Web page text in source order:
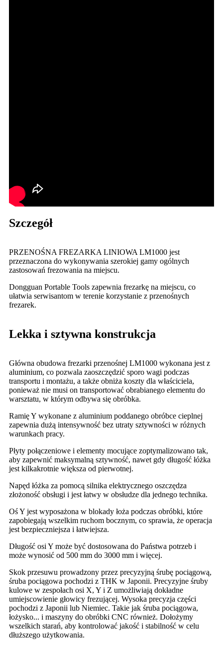
Szczegół
PRZENOŚNA FREZARKA LINIOWA LM1000 jest
przeznaczona do wykonywania szerokiej gamy ogólnych
zastosowań frezowania na miejscu.
Dongguan Portable Tools zapewnia frezarkę na miejscu, co
ułatwia serwisantom w terenie korzystanie z przenośnych
frezarek.
Lekka i sztywna konstrukcja
Główna obudowa frezarki przenośnej LM1000 wykonana jest z
aluminium, co pozwala zaoszczędzić sporo wagi podczas
transportu i montażu, a także obniża koszty dla właściciela,
ponieważ nie musi on transportować obrabianego elementu do
warsztatu, w którym odbywa się obróbka.
Ramię Y wykonane z aluminium poddanego obróbce cieplnej
zapewnia dużą intensywność bez utraty sztywności w różnych
warunkach pracy.
Płyty połączeniowe i elementy mocujące zoptymalizowano tak,
aby zapewnić maksymalną sztywność, nawet gdy długość łóżka
jest kilkakrotnie większa od pierwotnej.
Napęd łóżka za pomocą silnika elektrycznego oszczędza
złożoność obsługi i jest łatwy w obsłudze dla jednego technika.
Oś Y jest wyposażona w blokady łoża podczas obróbki, które
zapobiegają wszelkim ruchom bocznym, co sprawia, że ​​operacja
jest bezpieczniejsza i łatwiejsza.
Długość osi Y może być dostosowana do Państwa potrzeb i
może wynosić od 500 mm do 3000 mm i więcej.
Skok przesuwu prowadzony przez precyzyjną śrubę pociągową,
śruba pociągowa pochodzi z THK w Japonii. Precyzyjne śruby
kulowe w zespołach osi X, Y i Z umożliwiają dokładne
umiejscowienie głowicy frezującej. Wysoka precyzja części
pochodzi z Japonii lub Niemiec. Takie jak śruba pociągowa,
łożysko... i maszyny do obróbki CNC również. Dołożymy
wszelkich starań, aby kontrolować jakość i stabilność w celu
dłuższego użytkowania.